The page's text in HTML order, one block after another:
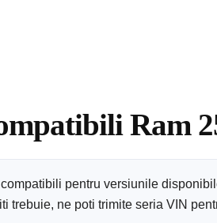
Ram
pentru versiunile
trebuie, ne poti trimite seria VIN